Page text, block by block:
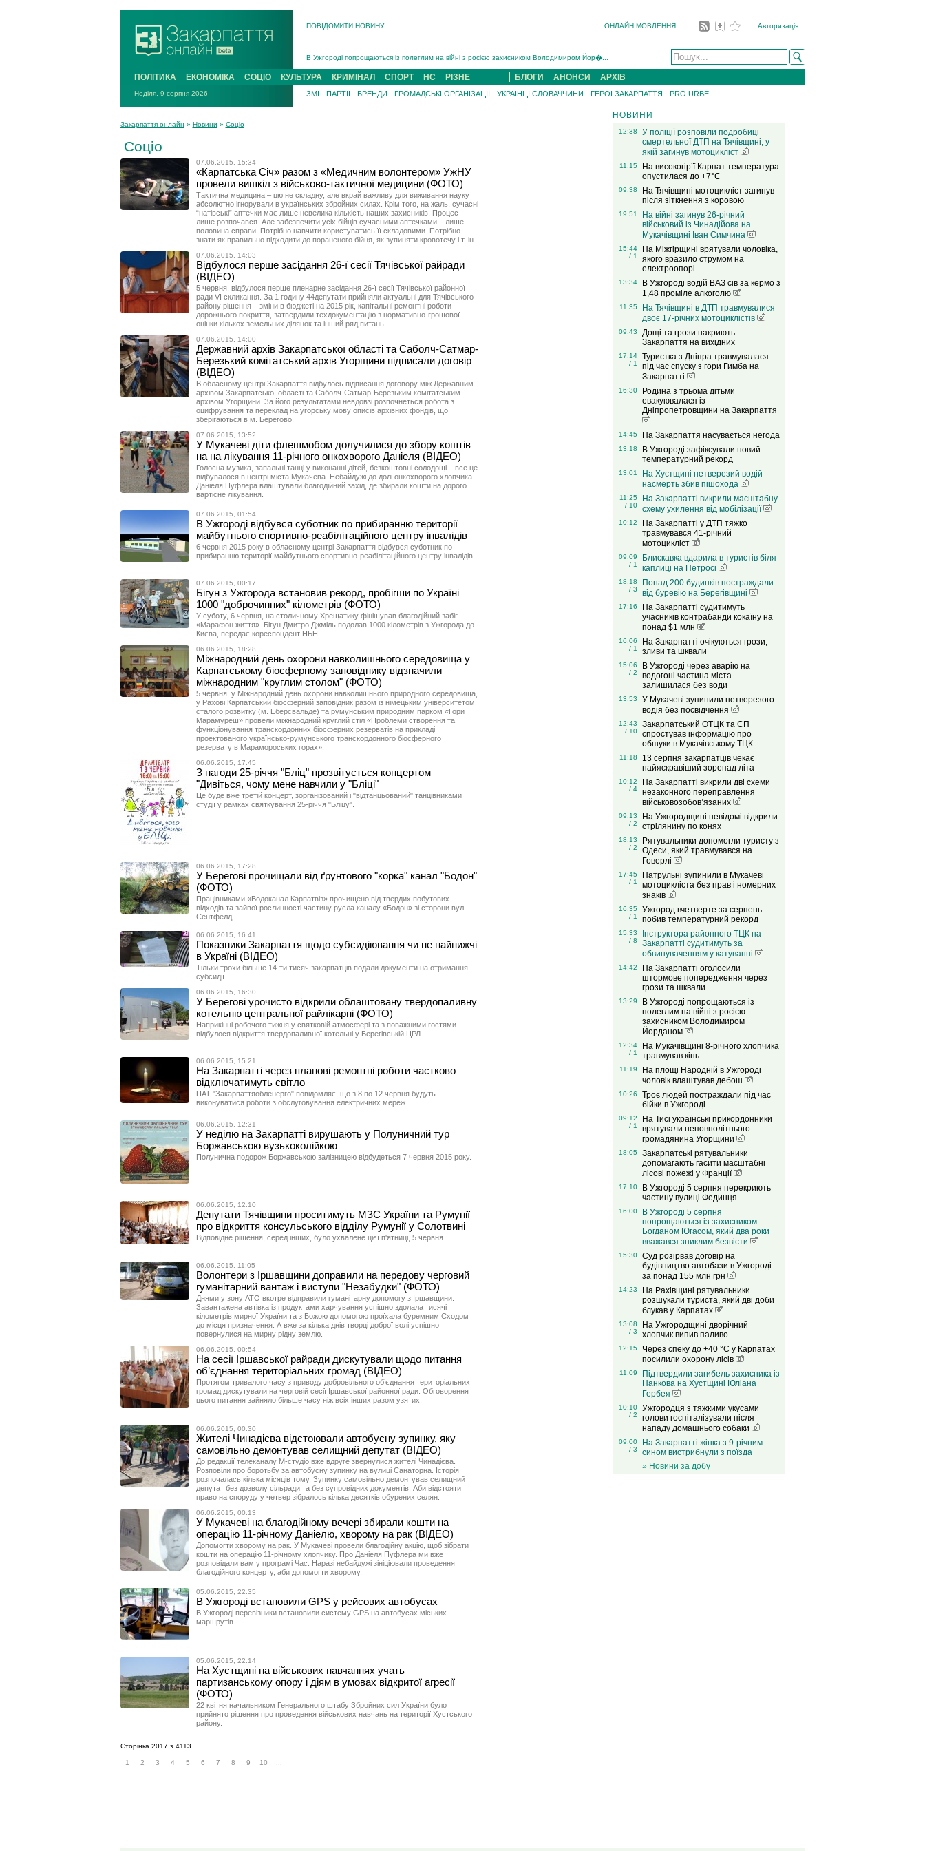
ПОВІДОМИТИ НОВИНУ ОНЛАЙН МОВЛЕННЯ Авторизація
На війні загинув 26-річний військовий із Чинадійова на Мукачівщині Іван Симчин...
В Ужгороді попрощаються із полеглим на війні з росією захисником Володимиром Йор�...
В Ужгороді 5 серпня попрощаються із захисником Богданом Югасом, який два роки �...
Підтвердили загибель захисника із Нанкова на Хустщині Юліана Гербея (ФОТО)[/gree...
На війні з рф поліг військовий з Виноградова Ігнат Роздяловський (ФОТО)...
ПОЛІТИКА ЕКОНОМІКА СОЦІО КУЛЬТУРА КРИМІНАЛ СПОРТ НС РІЗНЕ БЛОГИ АНОНСИ АРХІВ
Неділя, 9 серпня 2026 ЗМІ ПАРТІЇ БРЕНДИ ГРОМАДСЬКІ ОРГАНІЗАЦІЇ УКРАЇНЦІ СЛОВАЧЧИНИ ГЕРОЇ ЗАКАРПАТТЯ PRO URBE
Закарпаття онлайн » Новини » Соціо
Соціо
07.06.2015, 15:34
«Карпатська Січ» разом з «Медичним волонтером» УжНУ
провели вишкіл з військово-тактичної медицини (ФОТО)
Тактична медицина – цю не складну, але вкрай важливу для виживання науку
абсолютно ігнорували в українських збройних силах. Крім того, на жаль, сучасні
“натівські” аптечки має лише невелика кількість наших захисників. Процес
лише розпочався. Але забезпечити усіх бійців сучасними аптечками – лише
половина справи. Потрібно навчити користуватись її складовими. Потрібно
знати як правильно підходити до пораненого бійця, як зупиняти кровотечу і т. ін.
07.06.2015, 14:03
Відбулося перше засідання 26-ї сесії Тячівської райради
(ВІДЕО)
5 червня, відбулося перше пленарне засідання 26-ї сесії Тячівської районної
ради VI скликання. За 1 годину 44депутати прийняли актуальні для Тячівського
району рішення – зміни в бюджеті на 2015 рік, капітальні ремонтні роботи
дорожнього покриття, затвердили техдокументацію з нормативно-грошової
оцінки кількох земельних ділянок та інший ряд питань.
07.06.2015, 14:00
Державний архів Закарпатської області та Саболч-Сатмар-
Березький комітатський архів Угорщини підписали договір
(ВІДЕО)
В обласному центрі Закарпаття відбулось підписання договору між Державним
архівом Закарпатської області та Саболч-Сатмар-Березьким комітатським
архівом Угорщини. За його результатами невдовзі розпочнеться робота з
оцифрування та переклад на угорську мову описів архівних фондів, що
зберігаються в м. Берегово.
07.06.2015, 13:52
У Мукачеві діти флешмобом долучилися до збору коштів
на на лікування 11-річного онкохворого Даніеля (ВІДЕО)
Голосна музика, запальні танці у виконанні дітей, безкоштовні солодощі – все це
відбувалося в центрі міста Мукачева. Небайдужі до долі онкохворого хлопчика
Даніеля Пуфлера влаштували благодійний захід, де збирали кошти на дорого
вартісне лікування.
07.06.2015, 01:54
В Ужгороді відбувся суботник по прибиранню території
майбутнього спортивно-реабілітаційного центру інвалідів
6 червня 2015 року в обласному центрі Закарпаття відбувся суботник по
прибиранню території майбутнього спортивно-реабілітаційного центру інвалідів.
07.06.2015, 00:17
Бігун з Ужгорода встановив рекорд, пробігши по Україні
1000 "доброчинних" кілометрів (ФОТО)
У суботу, 6 червня, на столичному Хрещатику фінішував благодійний забіг
«Марафон життя». Бігун Дмитро Джміль подолав 1000 кілометрів з Ужгорода до
Києва, передає кореспондент НБН.
06.06.2015, 18:28
Міжнародний день охорони навколишнього середовища у
Карпатському біосферному заповіднику відзначили
міжнародним "круглим столом" (ФОТО)
5 червня, у Міжнародний день охорони навколишнього природного середовища,
у Рахові Карпатський біосферний заповідник разом із німецьким університетом
сталого розвитку (м. Еберсвальде) та румунським природним парком «Гори
Марамуреш» провели міжнародний круглий стіл «Проблеми створення та
функціонування транскордонних біосферних резерватів на прикладі
проектованого українсько-румунського транскордонного біосферного
резервату в Марамороських горах».
06.06.2015, 17:45
З нагоди 25-річчя "Бліц" прозвітується концертом
"Дивіться, чому мене навчили у "Бліці"
Це буде вже третій концерт, зорганізований і "відтанцьований" танцівниками
студії у рамках святкування 25-річчя "Бліцу".
06.06.2015, 17:28
У Берегові прочищали від ґрунтового "корка" канал "Бодон"
(ФОТО)
Працівниками «Водоканал Карпатвіз» прочищено від твердих побутових
відходів та зайвої рослинності частину русла каналу «Бодон» зі сторони вул.
Сентфелд.
06.06.2015, 16:41
Показники Закарпаття щодо субсидіювання чи не найнижчі
в Україні (ВІДЕО)
Тільки трохи більше 14-ти тисяч закарпатців подали документи на отримання
субсидії.
06.06.2015, 16:30
У Берегові урочисто відкрили облаштовану твердопаливну
котельню центральної райлікарні (ФОТО)
Наприкінці робочого тижня у святковій атмосфері та з поважними гостями
відбулося відкриття твердопаливної котельні у Берегівській ЦРЛ.
06.06.2015, 15:21
На Закарпатті через планові ремонтні роботи частково
відключатимуть світло
ПАТ "Закарпаттяобленерго" повідомляє, що з 8 по 12 червня будуть
виконуватися роботи з обслуговування електричних мереж.
06.06.2015, 12:31
У неділю на Закарпатті вирушають у Полуничний тур
Боржавською вузькоколійкою
Полунична подорож Боржавською залізницею відбудеться 7 червня 2015 року.
06.06.2015, 12:10
Депутати Тячівщини проситимуть МЗС України та Румунії
про відкриття консульського відділу Румунії у Солотвині
Відповідне рішення, серед інших, було ухвалене цієї п'ятниці, 5 червня.
06.06.2015, 11:05
Волонтери з Іршавщини доправили на передову черговий
гуманітарний вантаж і виступи "Незабудки" (ФОТО)
Днями у зону АТО вкотре відправили гуманітарну допомогу з Іршавщини.
Завантажена автівка із продуктами харчування успішно здолала тисячі
кілометрів мирної України та з Божою допомогою проїхала буремним Сходом
до місця призначення. А вже за кілька днів творці доброї волі успішно
повернулися на мирну рідну землю.
06.06.2015, 00:54
На сесії Іршавської райради дискутували щодо питання
об’єднання територіальних громад (ВІДЕО)
Протягом тривалого часу з приводу добровільного об’єднання територіальних
громад дискутували на черговій сесії Іршавської районної ради. Обговорення
цього питання зайняло більше часу ніж всіх інших разом узятих.
06.06.2015, 00:30
Жителі Чинадієва відстоювали автобусну зупинку, яку
самовільно демонтував селищний депутат (ВІДЕО)
До редакції телеканалу М-студіо вже вдруге звернулися жителі Чинадієва.
Розповіли про боротьбу за автобусну зупинку на вулиці Санаторна. Історія
розпочалась кілька місяців тому. Зупинку самовільно демонтував селищний
депутат без дозволу сільради та без супровідних документів. Аби відстояти
право на споруду у четвер зібралось кілька десятків обурених селян.
06.06.2015, 00:13
У Мукачеві на благодійному вечері збирали кошти на
операцію 11-річному Даніелю, хворому на рак (ВІДЕО)
Допомогти хворому на рак. У Мукачеві провели благодійну акцію, щоб зібрати
кошти на операцію 11-річному хлопчику. Про Даніеля Пуфлера ми вже
розповідали вам у програмі Час. Наразі небайдужі зініціювали проведення
благодійного концерту, аби допомогти хворому.
05.06.2015, 22:35
В Ужгороді встановили GPS у рейсових автобусах
В Ужгороді перевізники встановили систему GPS на автобусах міських
маршрутів.
05.06.2015, 22:14
На Хустщині на військових навчаннях учать
партизанському опору і діям в умовах відкритої агресії
(ФОТО)
22 квітня начальником Генерального штабу Збройних сил України було
прийнято рішення про проведення військових навчань на території Хустського
району.
Сторінка 2017 з 4113
1 2 3 4 5 6 7 8 9 10
НОВИНИ
12:38
У поліції розповіли подробиці
смертельної ДТП на Тячівщині, у
якій загинув мотоцикліст
11:15
На високогір’ї Карпат температура
опустилася до +7°C
09:38
На Тячівщині мотоцикліст загинув
після зіткнення з коровою
19:51
На війні загинув 26-річний
військовий із Чинадійова на
Мукачівщині Іван Симчина
15:44
/ 1
На Міжгірщині врятували чоловіка,
якого вразило струмом на
електроопорі
13:34
В Ужгороді водій ВАЗ сів за кермо з
1,48 проміле алкоголю
11:35
На Тячівщині в ДТП травмувалися
двоє 17-річних мотоциклістів
09:43
Дощі та грози накриють
Закарпаття на вихідних
17:14
/ 1
Туристка з Дніпра травмувалася
під час спуску з гори Гимба на
Закарпатті
16:30
Родина з трьома дітьми
евакуювалася із
Дніпропетровщини на Закарпаття
14:45 На Закарпаття насувається негода
13:18
В Ужгороді зафіксували новий
температурний рекорд
13:01
На Хустщині нетверезий водій
насмерть збив пішохода
11:25
/ 10
На Закарпатті викрили масштабну
схему ухилення від мобілізації
10:12
На Закарпатті у ДТП тяжко
травмувався 41-річний
мотоцикліст
09:09
/ 1
Блискавка вдарила в туристів біля
каплиці на Петросі
18:18
/ 3
Понад 200 будинків постраждали
від буревію на Берегівщині
17:16
На Закарпатті судитимуть
учасників контрабанди кокаїну на
понад $1 млн
16:06
/ 1
На Закарпатті очікуються грози,
зливи та шквали
15:06
/ 2
В Ужгороді через аварію на
водогоні частина міста
залишилася без води
13:53
У Мукачеві зупинили нетверезого
водія без посвідчення
12:43
/ 10
Закарпатський ОТЦК та СП
спростував інформацію про
обшуки в Мукачівському ТЦК
11:18
13 серпня закарпатців чекає
найяскравіший зорепад літа
10:12
/ 4
На Закарпатті викрили дві схеми
незаконного переправлення
військовозобов’язаних
09:13
/ 2
На Ужгородщині невідомі відкрили
стрілянину по конях
18:13
/ 2
Рятувальники допомогли туристу з
Одеси, який травмувався на
Говерлі
17:45
/ 1
Патрульні зупинили в Мукачеві
мотоцикліста без прав і номерних
знаків
16:35
/ 1
Ужгород вчетверте за серпень
побив температурний рекорд
15:33
/ 8
Інструктора районного ТЦК на
Закарпатті судитимуть за
обвинуваченням у катуванні
14:42
На Закарпатті оголосили
штормове попередження через
грози та шквали
13:29
В Ужгороді попрощаються із
полеглим на війні з росією
захисником Володимиром
Йорданом
12:34
/ 1
На Мукачівщині 8-річного хлопчика
травмував кінь
11:19
На площі Народній в Ужгороді
чоловік влаштував дебош
10:26
Троє людей постраждали під час
бійки в Ужгороді
09:12
/ 1
На Тисі українські прикордонники
врятували неповнолітнього
громадянина Угорщини
18:05
Закарпатські рятувальники
допомагають гасити масштабні
лісові пожежі у Франції
17:10
В Ужгороді 5 серпня перекриють
частину вулиці Фединця
16:00
В Ужгороді 5 серпня
попрощаються із захисником
Богданом Югасом, який два роки
вважався зниклим безвісти
15:30
Суд розірвав договір на
будівництво автобази в Ужгороді
за понад 155 млн грн
14:23
На Рахівщині рятувальники
розшукали туриста, який дві доби
блукав у Карпатах
13:08
/ 3
На Ужгородщині дворічний
хлопчик випив паливо
12:15
Через спеку до +40 °C у Карпатах
посилили охорону лісів
11:09
Підтвердили загибель захисника із
Нанкова на Хустщині Юліана
Гербея
10:10
/ 2
Ужгородця з тяжкими укусами
голови госпіталізували після
нападу домашнього собаки
09:00
/ 3
На Закарпатті жінка з 9-річним
сином вистрибнули з поїзда
» Новини за добу